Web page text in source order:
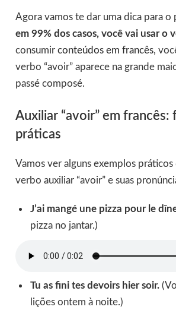
Agora vamos te dar uma dica para o
em 99% dos casos, você vai usar o
consumir conteúdos em francês,
verbo “avoir” aparece na grande
passé composé.
Auxiliar “avoir” em francês:
práticas
Vamos ver alguns exemplos práticos
verbo auxiliar “avoir” e suas
J’ai mangé une pizza pour le
pizza no jantar.)
Tu as fini tes devoirs hier soir.
lições ontem à noite.)